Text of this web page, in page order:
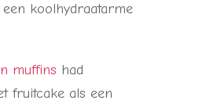
koolhydraatarme
muffins had
fruitcake als een